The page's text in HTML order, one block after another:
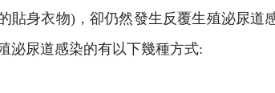
身衣物)，卻仍然發生反覆生殖泌尿道
泌尿道感染的有以下幾種方式: